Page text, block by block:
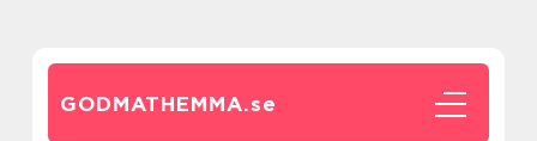
GODMATHEMMA.se